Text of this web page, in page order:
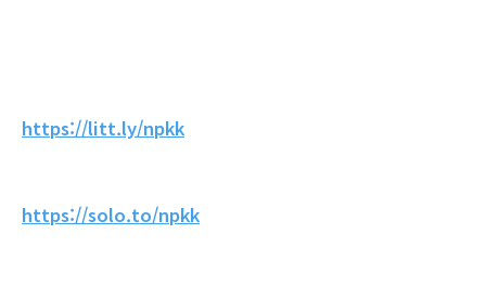
https://litt.ly/npkk
https://solo.to/npkk